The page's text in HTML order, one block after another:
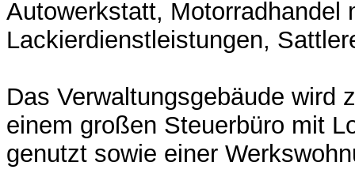
Autowerkstatt, Motorradhandel
Lackierdienstleistungen,
Das Verwaltungsgebäude wird
einem großen Steuerbüro mit
genutzt sowie einer